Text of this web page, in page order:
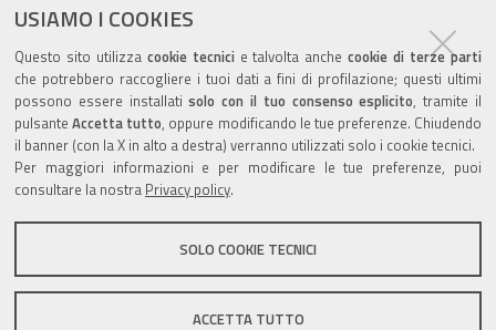
USIAMO I COOKIES
Questo sito utilizza cookie tecnici e talvolta anchecookie di terze parti
che potrebbero raccogliere i tuoi dati a fini di profilazione; questi ultimi
possono essere installatisolo con il tuo consenso esplicito, tramite il
pulsanteAccetta tutto, oppure modificando le tue preferenze. Chiudendo
il banner (con la X in alto a destra) verranno utilizzati solo i cookie tecnici.
Per maggiori informazioni e per modificare le tue preferenze, puoi
consultare la nostra Privacy policy.
SOLO COOKIE TECNICI
ACCETTA TUTTO
Trasparenza
Amministrazione trasparente
Note legali e copyright
Privacy e cookie
Gestisci i cookie
Dichiarazione di accessibilità